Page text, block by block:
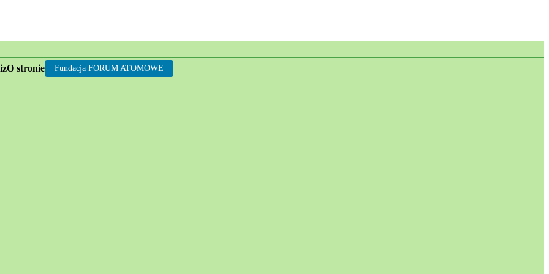
O stronie Fundacja FORUM ATOMOWE